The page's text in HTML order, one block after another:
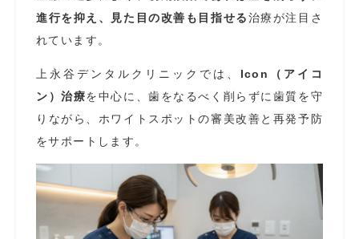
進行を抑え、見た目の改善も目指せる治療が注目さ
れています。
上永谷デンタルクリニックでは、 Icon（アイコ
ン）治療を中心に、歯をなるべく削らずに歯質を守
りながら、ホワイトスポットの審美改善と再発予防
をサポートします。